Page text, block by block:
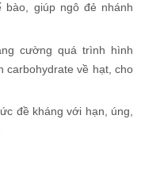
giúp ngô đẻ nhánh
cường quá trình hình
carbohydrate về hạt, cho
đề kháng với hạn, úng,